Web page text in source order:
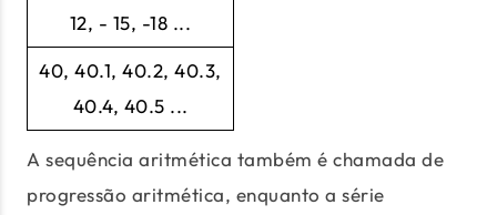
12, - 15, -18 ...
40, 40.1, 40.2, 40.3,
40.4, 40.5 ...
A sequência aritmética também é chamada de
progressão aritmética, enquanto a série